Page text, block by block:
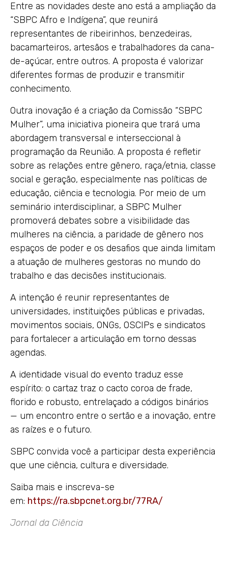
Entre as novidades deste ano está a ampliação da
“SBPC Afro e Indígena”, que reunirá
representantes de ribeirinhos, benzedeiras,
bacamarteiros, artesãos e trabalhadores da cana-
de-açúcar, entre outros. A proposta é valorizar
diferentes formas de produzir e transmitir
conhecimento.
Outra inovação é a criação da Comissão “SBPC
Mulher”, uma iniciativa pioneira que trará uma
abordagem transversal e interseccional à
programação da Reunião. A proposta é refletir
sobre as relações entre gênero, raça/etnia, classe
social e geração, especialmente nas políticas de
educação, ciência e tecnologia. Por meio de um
seminário interdisciplinar, a SBPC Mulher
promoverá debates sobre a visibilidade das
mulheres na ciência, a paridade de gênero nos
espaços de poder e os desafios que ainda limitam
a atuação de mulheres gestoras no mundo do
trabalho e das decisões institucionais.
A intenção é reunir representantes de
universidades, instituições públicas e privadas,
movimentos sociais, ONGs, OSCIPs e sindicatos
para fortalecer a articulação em torno dessas
agendas.
A identidade visual do evento traduz esse
espírito: o cartaz traz o cacto coroa de frade,
florido e robusto, entrelaçado a códigos binários
— um encontro entre o sertão e a inovação, entre
as raízes e o futuro.
SBPC convida você a participar desta experiência
que une ciência, cultura e diversidade.
Saiba mais e inscreva-se
em: https://ra.sbpcnet.org.br/77RA/
Jornal da Ciência